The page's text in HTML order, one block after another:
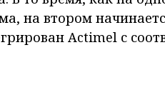
на втором
Actimel с